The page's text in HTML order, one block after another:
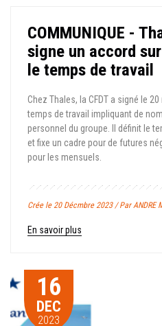
COMMUNIQUE -
signe un accord
le temps de travail
Chez Thales, la CFDT a signé le
temps de travail impliquant de
personnel du groupe. Il définit le
et fixe un cadre pour de futures
pour les mensuels.
Crée le 20 Décmbre 2023 / Par ANDRE
En savoir plus
16
DEC
2023